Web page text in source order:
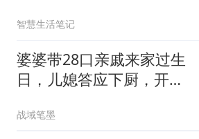
智慧生活笔记
婆婆带28口亲戚来家过生
日，儿媳答应下厨，开饭
战域笔墨